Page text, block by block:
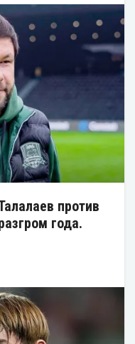
против
года.